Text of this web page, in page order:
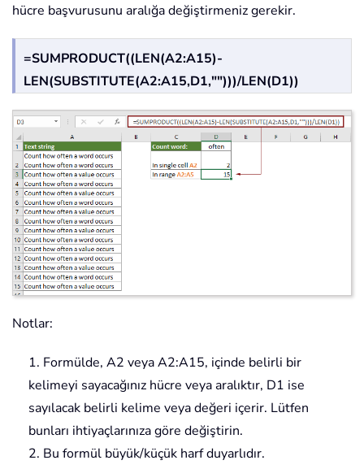
hücre başvurusunu aralığa değiştirmeniz gerekir.
=SUMPRODUCT((LEN(A2:A15)-
LEN(SUBSTITUTE(A2:A15,D1,"")))/LEN(D1))
Notlar:
1. Formülde, A2 veya A2:A15, içinde belirli bir
kelimeyi sayacağınız hücre veya aralıktır, D1 ise
sayılacak belirli kelime veya değeri içerir. Lütfen
bunları ihtiyaçlarınıza göre değiştirin.
2. Bu formül büyük/küçük harf duyarlıdır.